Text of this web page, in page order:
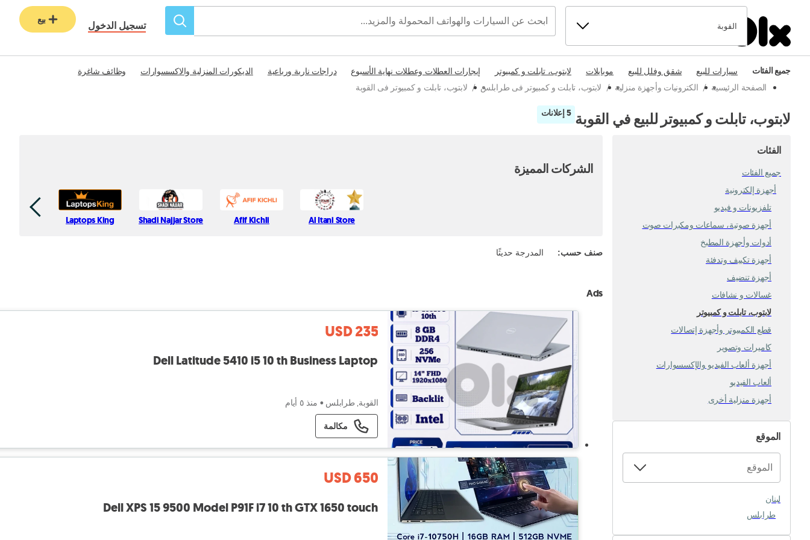
القوبة تسجيل الدخول
بيع
جميع الفئات سيارات للبيع شقق وفلل للبيع موبايلات لابتوب، تابلت و كمبيوتر إيجارات العطلات وعطلات نهاية الأسبوع دراجات نارية ورباعية الديكورات المنزلية والاكسسوارات
وظائف شاغرة
الصفحة الرئيسية / الكترونيات وأجهزة منزلية / لابتوب، تابلت و كمبيوتر فى طرابلس / لابتوب، تابلت و كمبيوتر فى القوبة
لابتوب، تابلت و كمبيوتر للبيع في القوبة 5 إعلانات
الفئات
جميع الفئات
أجهزة إلكترونية
تلفزيونات و فيديو
أجهزة صوتية، سماعات ومكبرات صوت
أدوات وأجهزة المطبخ
أجهزة تكييف وتدفئة
أجهزة تنضيف
غسالات و نشافات
لابتوب، تابلت و كمبيوتر
قطع الكمبيوتر وأجهزة إتصالات
كاميرات وتصوير
أجهزة ألعاب الفيديو والإكسسوارات
ألعاب الفيديو
أجهزة منزلية أخرى
الموقع
لبنان
طرابلس
الشركات المميزة
Laptops King Shadi Najjar Store Afif Kichli Al Itani Store
صنف حسب: المدرجة حديثًا
Ads
USD 235
Dell Latitude 5410 i5 10 th Business Laptop
القوبة, طرابلس • منذ ٥ أيام
مكالمة
USD 650
Dell XPS 15 9500 Model P91F i7 10 th GTX 1650 touch